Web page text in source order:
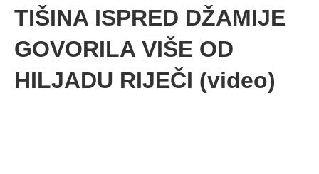
TIŠINA ISPRED DŽAMIJE
GOVORILA VIŠE OD
HILJADU RIJEČI (video)